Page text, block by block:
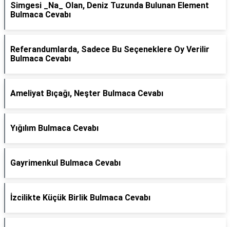
Simgesi _Na_ Olan, Deniz Tuzunda Bulunan Element
Bulmaca Cevabı
Referandumlarda, Sadece Bu Seçeneklere Oy Verilir
Bulmaca Cevabı
Ameliyat Bıçağı, Neşter Bulmaca Cevabı
Yığılım Bulmaca Cevabı
Gayrimenkul Bulmaca Cevabı
İzcilikte Küçük Birlik Bulmaca Cevabı